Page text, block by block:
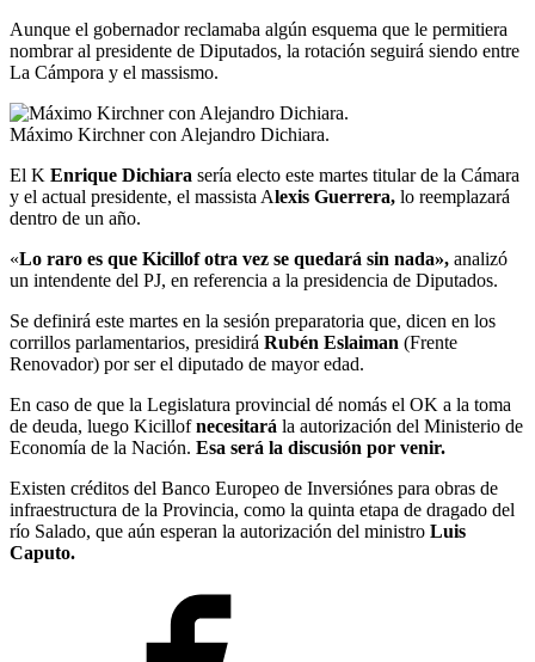
Aunque el gobernador reclamaba algún esquema que le permitiera
nombrar al presidente de Diputados, la rotación seguirá siendo entre
La Cámpora y el massismo.
Máximo Kirchner con Alejandro Dichiara.
El K Enrique Dichiara sería electo este martes titular de la Cámara
y el actual presidente, el massista Alexis Guerrera, lo reemplazará
dentro de un año.
«Lo raro es que Kicillof otra vez se quedará sin nada», analizó
un intendente del PJ, en referencia a la presidencia de Diputados.
Se definirá este martes en la sesión preparatoria que, dicen en los
corrillos parlamentarios, presidirá Rubén Eslaiman (Frente
Renovador) por ser el diputado de mayor edad.
En caso de que la Legislatura provincial dé nomás el OK a la toma
de deuda, luego Kicillofnecesitará la autorización del Ministerio de
Economía de la Nación. Esa será la discusión por venir.
Existen créditos del Banco Europeo de Inversiónes para obras de
infraestructura de la Provincia, como la quinta etapa de dragado del
río Salado, que aún esperan la autorización del ministro Luis
Caputo.